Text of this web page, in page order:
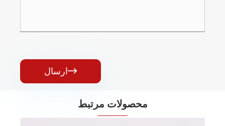
ارسال
محصولات مرتبط